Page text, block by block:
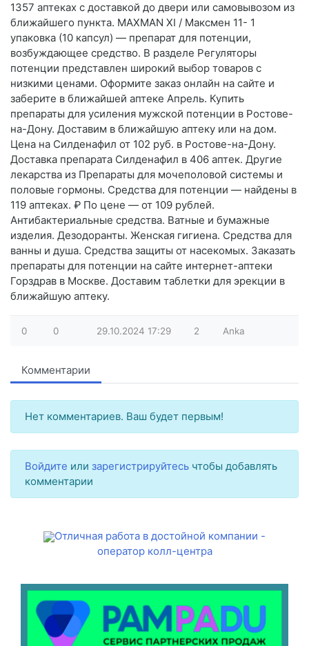
1357 аптеках с доставкой до двери или самовывозом из
ближайшего пункта. MAXMAN XI / Максмен 11- 1
упаковка (10 капсул) — препарат для потенции,
возбуждающее средство. В разделе Регуляторы
потенции представлен широкий выбор товаров с
низкими ценами. Оформите заказ онлайн на сайте и
заберите в ближайшей аптеке Апрель. Купить
препараты для усиления мужской потенции в Ростове-
на-Дону. Доставим в ближайшую аптеку или на дом.
Цена на Силденафил от 102 руб. в Ростове-на-Дону.
Доставка препарата Силденафил в 406 аптек. Другие
лекарства из Препараты для мочеполовой системы и
половые гормоны. Средства для потенции — найдены в
119 аптеках. ₽ По цене — от 109 рублей.
Антибактериальные средства. Ватные и бумажные
изделия. Дезодоранты. Женская гигиена. Средства для
ванны и душа. Средства защиты от насекомых. Заказать
препараты для потенции на сайте интернет-аптеки
Горздрав в Москве. Доставим таблетки для эрекции в
ближайшую аптеку.
0 0 29.10.2024 17:29 2 Anka
Комментарии
Нет комментариев. Ваш будет первым!
Войдите или зарегистрируйтесь чтобы добавлять
комментарии
Отличная работа в достойной компании -
оператор колл-центра